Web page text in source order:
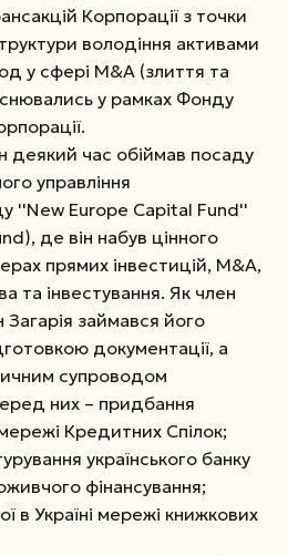
Корпорації з точки
володіння активами
у сфері M&A (злиття та
у рамках Фонду
деякий час обіймав посаду
управління
''New Europe Capital Fund''
де він набув цінного
прямих інвестицій, M&A,
та інвестування. Як член
займався його
документації, а
супроводом
них – придбання
мережі Кредитних Спілок;
українського банку
фінансування;
в Україні мережі книжкових